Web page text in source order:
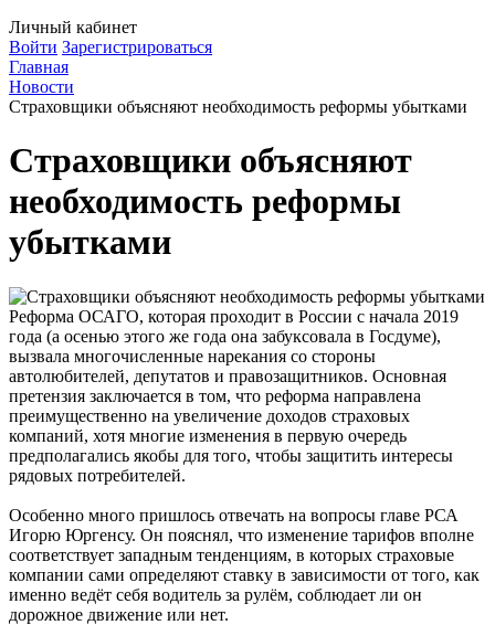
Личный кабинет
Войти Зарегистрироваться
Главная
Новости
Страховщики объясняют необходимость реформы убытками
Страховщики объясняют
необходимость реформы
убытками
Реформа ОСАГО, которая проходит в России с начала 2019
года (а осенью этого же года она забуксовала в Госдуме),
вызвала многочисленные нарекания со стороны
автолюбителей, депутатов и правозащитников. Основная
претензия заключается в том, что реформа направлена
преимущественно на увеличение доходов страховых
компаний, хотя многие изменения в первую очередь
предполагались якобы для того, чтобы защитить интересы
рядовых потребителей.
Особенно много пришлось отвечать на вопросы главе РСА
Игорю Юргенсу. Он пояснял, что изменение тарифов вполне
соответствует западным тенденциям, в которых страховые
компании сами определяют ставку в зависимости от того, как
именно ведёт себя водитель за рулём, соблюдает ли он
дорожное движение или нет.